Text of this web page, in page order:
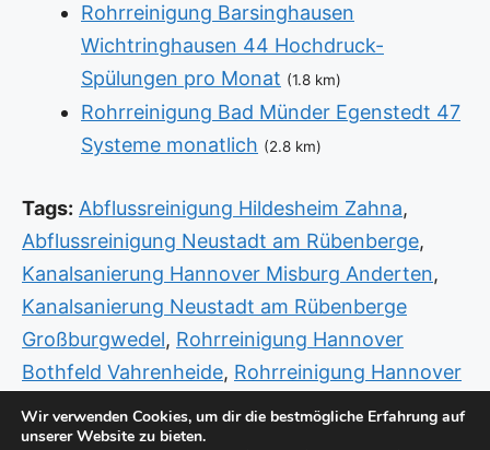
Rohrreinigung Barsinghausen
Wichtringhausen 44 Hochdruck-
Spülungen pro Monat (1.8 km)
Rohrreinigung Bad Münder Egenstedt 47
Systeme monatlich (2.8 km)
Tags: Abflussreinigung Hildesheim Zahna,
Abflussreinigung Neustadt am Rübenberge,
Kanalsanierung Hannover Misburg Anderten,
Kanalsanierung Neustadt am Rübenberge
Großburgwedel, Rohrreinigung Hannover
Bothfeld Vahrenheide, Rohrreinigung Hannover
Südstadt Bult
Rohrreinigung Wunstorf Luthe
Sanitär Hildesheim Weststadt
Wir verwenden Cookies, um dir die bestmögliche Erfahrung auf
unserer Website zu bieten.